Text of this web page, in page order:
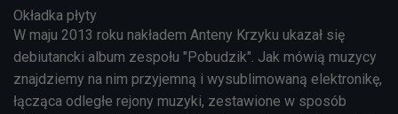
Okładka płyty
W maju 2013 roku nakładem Anteny Krzyku ukazał się
debiutancki album zespołu "Pobudzik". Jak mówią muzycy
znajdziemy na nim przyjemną i wysublimowaną elektronikę,
łącząca odległe rejony muzyki, zestawione w sposób